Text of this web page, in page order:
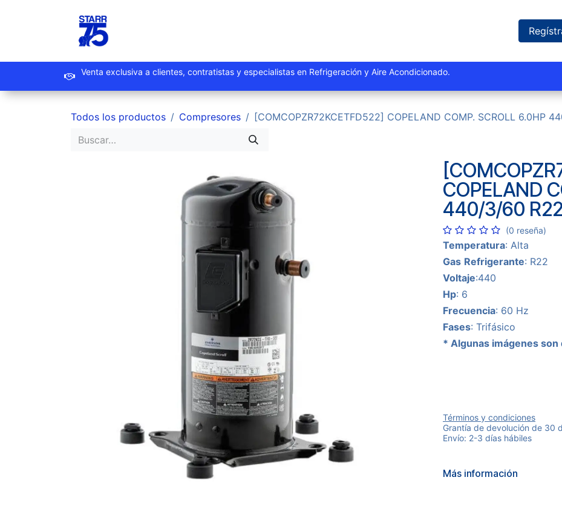
Sucursales
Venta exclusiva a clientes, contratistas y especialistas en Refrigeración y Aire
Todos los productos Compresores [COMCOPZR72KCETFD522] COPELAND COMP. SCROLL 6.0HP
COPELAND
440/3/60 R22
(0 reseña)
Temperatura: Alta
Gas Refrigerante: R22
Voltaje:440
Hp: 6
Frecuencia: 60 Hz
Fases: Trifásico
* Algunas imágenes
Términos y condiciones
Grantía de devolución de 30
Envío: 2-3 días hábiles
Más información